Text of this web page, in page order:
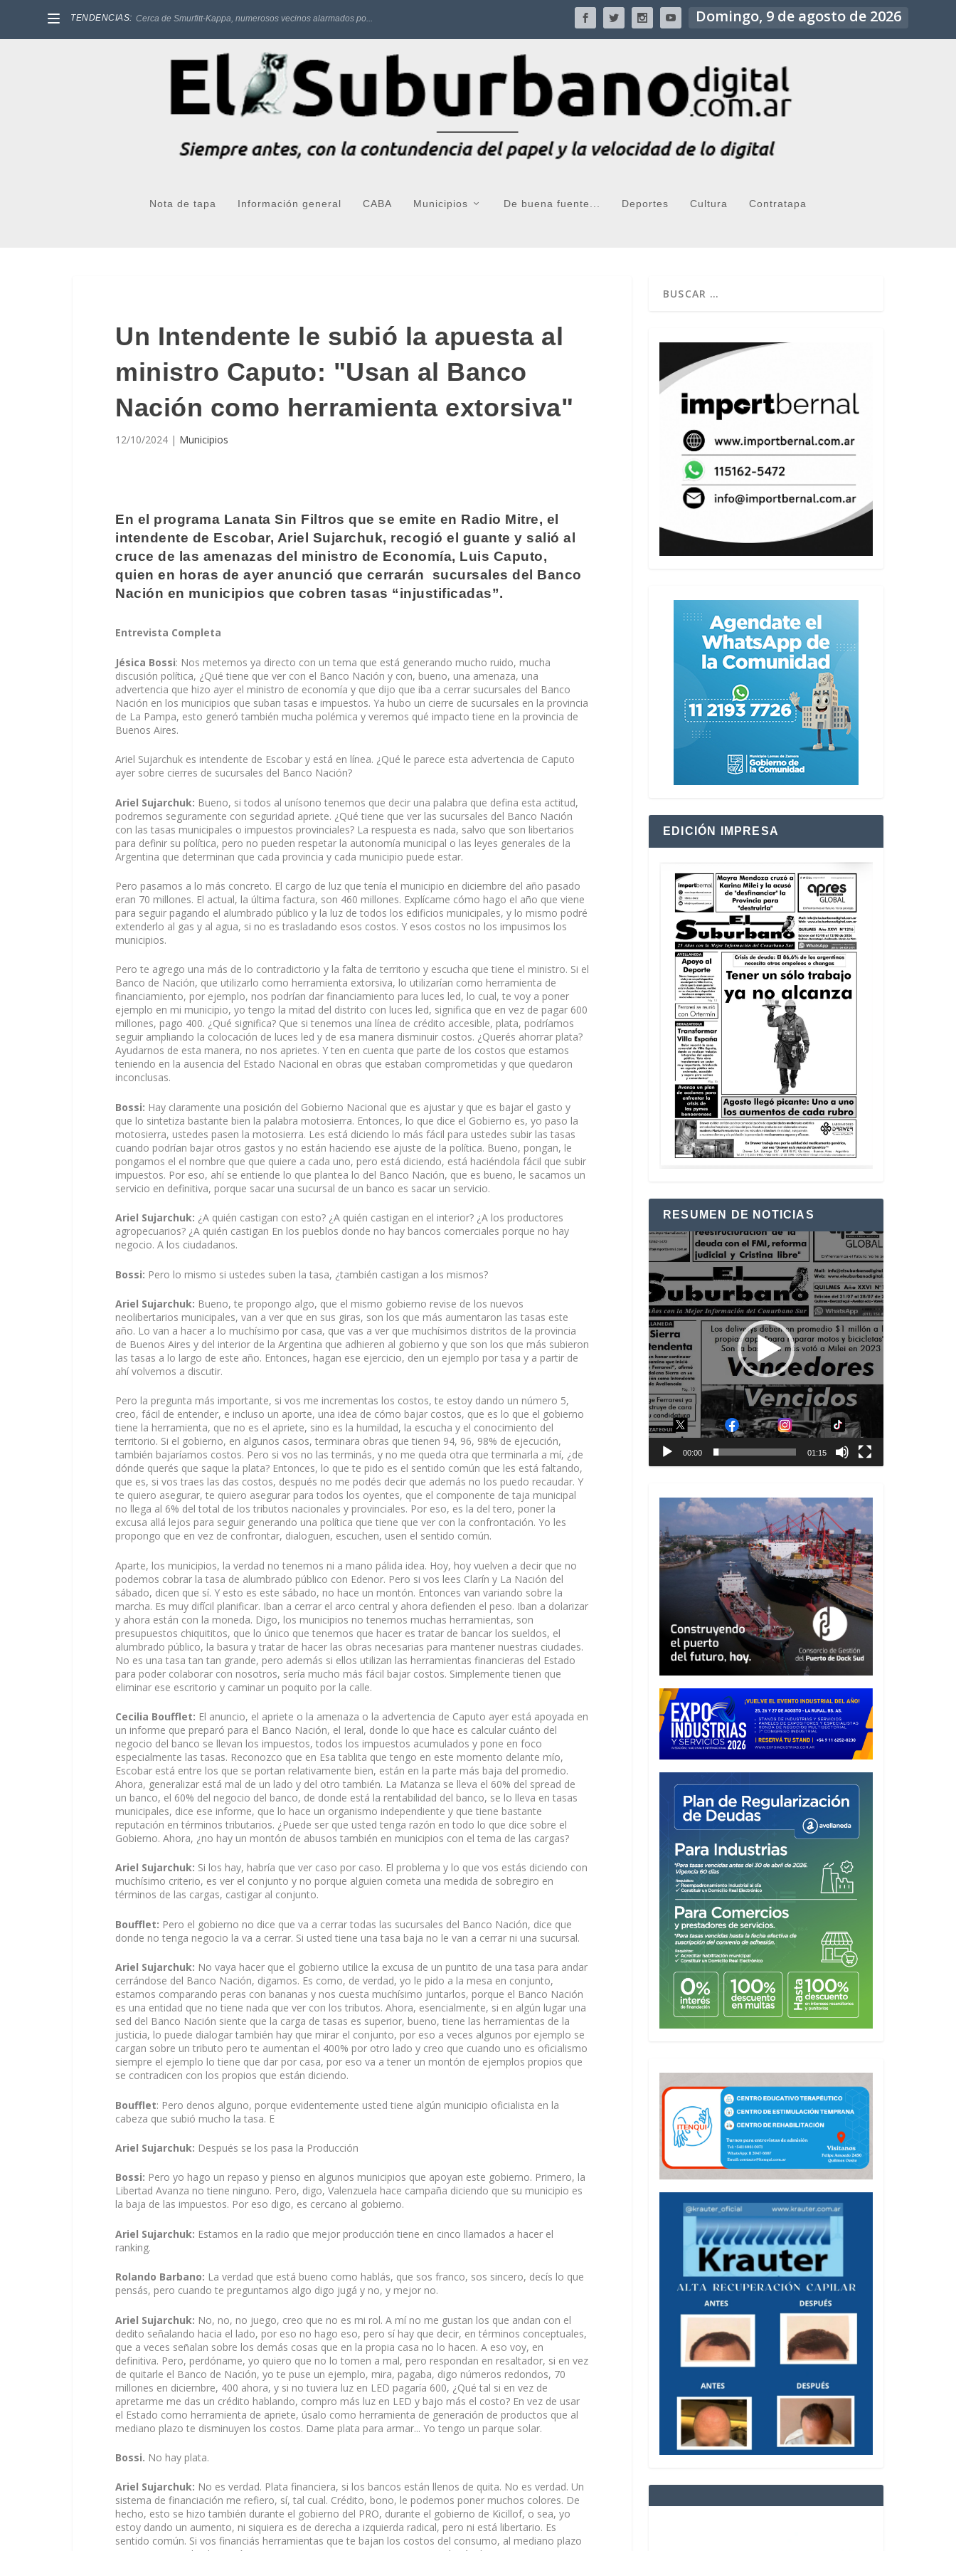
TENDENCIAS: Cerca de Smurfitt-Kappa, numerosos vecinos alarmados po... Domingo, 9 de agosto de 2026
Nota de tapa Información general CABA Municipios De buena fuente... Deportes Cultura Contratapa
Un Intendente le subió la apuesta al
ministro Caputo: "Usan al Banco
Nación como herramienta extorsiva"
12/10/2024 | Municipios
En el programa Lanata Sin Filtros que se emite en Radio Mitre, el
intendente de Escobar, Ariel Sujarchuk, recogió el guante y salió al
cruce de las amenazas del ministro de Economía, Luis Caputo,
quien en horas de ayer anunció que cerrarán sucursales del Banco
Nación en municipios que cobren tasas “injustificadas”.
Entrevista Completa
Jésica Bossi: Nos metemos ya directo con un tema que está generando mucho ruido, mucha
discusión política, ¿Qué tiene que ver con el Banco Nación y con, bueno, una amenaza, una
advertencia que hizo ayer el ministro de economía y que dijo que iba a cerrar sucursales del Banco
Nación en los municipios que suban tasas e impuestos. Ya hubo un cierre de sucursales en la provincia
de La Pampa, esto generó también mucha polémica y veremos qué impacto tiene en la provincia de
Buenos Aires.
Ariel Sujarchuk es intendente de Escobar y está en línea. ¿Qué le parece esta advertencia de Caputo
ayer sobre cierres de sucursales del Banco Nación?
Ariel Sujarchuk: Bueno, si todos al unísono tenemos que decir una palabra que defina esta actitud,
podremos seguramente con seguridad apriete. ¿Qué tiene que ver las sucursales del Banco Nación
con las tasas municipales o impuestos provinciales? La respuesta es nada, salvo que son libertarios
para definir su política, pero no pueden respetar la autonomía municipal o las leyes generales de la
Argentina que determinan que cada provincia y cada municipio puede estar.
Pero pasamos a lo más concreto. El cargo de luz que tenía el municipio en diciembre del año pasado
eran 70 millones. El actual, la última factura, son 460 millones. Explícame cómo hago el año que viene
para seguir pagando el alumbrado público y la luz de todos los edificios municipales, y lo mismo podré
extenderlo al gas y al agua, si no es trasladando esos costos. Y esos costos no los impusimos los
municipios.
Pero te agrego una más de lo contradictorio y la falta de territorio y escucha que tiene el ministro. Si el
Banco de Nación, que utilizarlo como herramienta extorsiva, lo utilizarían como herramienta de
financiamiento, por ejemplo, nos podrían dar financiamiento para luces led, lo cual, te voy a poner
ejemplo en mi municipio, yo tengo la mitad del distrito con luces led, significa que en vez de pagar 600
millones, pago 400. ¿Qué significa? Que si tenemos una línea de crédito accesible, plata, podríamos
seguir ampliando la colocación de luces led y de esa manera disminuir costos. ¿Querés ahorrar plata?
Ayudarnos de esta manera, no nos aprietes. Y ten en cuenta que parte de los costos que estamos
teniendo en la ausencia del Estado Nacional en obras que estaban comprometidas y que quedaron
inconclusas.
Bossi: Hay claramente una posición del Gobierno Nacional que es ajustar y que es bajar el gasto y
que lo sintetiza bastante bien la palabra motosierra. Entonces, lo que dice el Gobierno es, yo paso la
motosierra, ustedes pasen la motosierra. Les está diciendo lo más fácil para ustedes subir las tasas
cuando podrían bajar otros gastos y no están haciendo ese ajuste de la política. Bueno, pongan, le
pongamos el el nombre que que quiere a cada uno, pero está diciendo, está haciéndola fácil que subir
impuestos. Por eso, ahí se entiende lo que plantea lo del Banco Nación, que es bueno, le sacamos un
servicio en definitiva, porque sacar una sucursal de un banco es sacar un servicio.
Ariel Sujarchuk: ¿A quién castigan con esto? ¿A quién castigan en el interior? ¿A los productores
agropecuarios? ¿A quién castigan En los pueblos donde no hay bancos comerciales porque no hay
negocio. A los ciudadanos.
Bossi: Pero lo mismo si ustedes suben la tasa, ¿también castigan a los mismos?
Ariel Sujarchuk: Bueno, te propongo algo, que el mismo gobierno revise de los nuevos
neolibertarios municipales, van a ver que en sus giras, son los que más aumentaron las tasas este
año. Lo van a hacer a lo muchísimo por casa, que vas a ver que muchísimos distritos de la provincia
de Buenos Aires y del interior de la Argentina que adhieren al gobierno y que son los que más subieron
las tasas a lo largo de este año. Entonces, hagan ese ejercicio, den un ejemplo por tasa y a partir de
ahí volvemos a discutir.
Pero la pregunta más importante, si vos me incrementas los costos, te estoy dando un número 5,
creo, fácil de entender, e incluso un aporte, una idea de cómo bajar costos, que es lo que el gobierno
tiene la herramienta, que no es el apriete, sino es la humildad, la escucha y el conocimiento del
territorio. Si el gobierno, en algunos casos, terminara obras que tienen 94, 96, 98% de ejecución,
también bajaríamos costos. Pero si vos no las terminás, y no me queda otra que terminarla a mí, ¿de
dónde querés que saque la plata? Entonces, lo que te pido es el sentido común que les está faltando,
que es, si vos traes las das costos, después no me podés decir que además no los puedo recaudar. Y
te quiero asegurar, te quiero asegurar para todos los oyentes, que el componente de taja municipal
no llega al 6% del total de los tributos nacionales y provinciales. Por eso, es la del tero, poner la
excusa allá lejos para seguir generando una política que tiene que ver con la confrontación. Yo les
propongo que en vez de confrontar, dialoguen, escuchen, usen el sentido común.
Aparte, los municipios, la verdad no tenemos ni a mano pálida idea. Hoy, hoy vuelven a decir que no
podemos cobrar la tasa de alumbrado público con Edenor. Pero si vos lees Clarín y La Nación del
sábado, dicen que sí. Y esto es este sábado, no hace un montón. Entonces van variando sobre la
marcha. Es muy difícil planificar. Iban a cerrar el arco central y ahora defienden el peso. Iban a dolarizar
y ahora están con la moneda. Digo, los municipios no tenemos muchas herramientas, son
presupuestos chiquititos, que lo único que tenemos que hacer es tratar de bancar los sueldos, el
alumbrado público, la basura y tratar de hacer las obras necesarias para mantener nuestras ciudades.
No es una tasa tan tan grande, pero además si ellos utilizan las herramientas financieras del Estado
para poder colaborar con nosotros, sería mucho más fácil bajar costos. Simplemente tienen que
eliminar ese escritorio y caminar un poquito por la calle.
Cecilia Boufflet: El anuncio, el apriete o la amenaza o la advertencia de Caputo ayer está apoyada en
un informe que preparó para el Banco Nación, el Ieral, donde lo que hace es calcular cuánto del
negocio del banco se llevan los impuestos, todos los impuestos acumulados y pone en foco
especialmente las tasas. Reconozco que en Esa tablita que tengo en este momento delante mío,
Escobar está entre los que se portan relativamente bien, están en la parte más baja del promedio.
Ahora, generalizar está mal de un lado y del otro también. La Matanza se lleva el 60% del spread de
un banco, el 60% del negocio del banco, de donde está la rentabilidad del banco, se lo lleva en tasas
municipales, dice ese informe, que lo hace un organismo independiente y que tiene bastante
reputación en términos tributarios. ¿Puede ser que usted tenga razón en todo lo que dice sobre el
Gobierno. Ahora, ¿no hay un montón de abusos también en municipios con el tema de las cargas?
Ariel Sujarchuk: Si los hay, habría que ver caso por caso. El problema y lo que vos estás diciendo con
muchísimo criterio, es ver el conjunto y no porque alguien cometa una medida de sobregiro en
términos de las cargas, castigar al conjunto.
Boufflet: Pero el gobierno no dice que va a cerrar todas las sucursales del Banco Nación, dice que
donde no tenga negocio la va a cerrar. Si usted tiene una tasa baja no le van a cerrar ni una sucursal.
Ariel Sujarchuk: No vaya hacer que el gobierno utilice la excusa de un puntito de una tasa para andar
cerrándose del Banco Nación, digamos. Es como, de verdad, yo le pido a la mesa en conjunto,
estamos comparando peras con bananas y nos cuesta muchísimo juntarlos, porque el Banco Nación
es una entidad que no tiene nada que ver con los tributos. Ahora, esencialmente, si en algún lugar una
sed del Banco Nación siente que la carga de tasas es superior, bueno, tiene las herramientas de la
justicia, lo puede dialogar también hay que mirar el conjunto, por eso a veces algunos por ejemplo se
cargan sobre un tributo pero te aumentan el 400% por otro lado y creo que cuando uno es oficialismo
siempre el ejemplo lo tiene que dar por casa, por eso va a tener un montón de ejemplos propios que
se contradicen con los propios que están diciendo.
Boufflet: Pero denos alguno, porque evidentemente usted tiene algún municipio oficialista en la
cabeza que subió mucho la tasa. E
Ariel Sujarchuk: Después se los pasa la Producción
Bossi: Pero yo hago un repaso y pienso en algunos municipios que apoyan este gobierno. Primero, la
Libertad Avanza no tiene ninguno. Pero, digo, Valenzuela hace campaña diciendo que su municipio es
la baja de las impuestos. Por eso digo, es cercano al gobierno.
Ariel Sujarchuk: Estamos en la radio que mejor producción tiene en cinco llamados a hacer el
ranking.
Rolando Barbano: La verdad que está bueno como hablás, que sos franco, sos sincero, decís lo que
pensás, pero cuando te preguntamos algo digo jugá y no, y mejor no.
Ariel Sujarchuk: No, no, no juego, creo que no es mi rol. A mí no me gustan los que andan con el
dedito señalando hacia el lado, por eso no hago eso, pero sí hay que decir, en términos conceptuales,
que a veces señalan sobre los demás cosas que en la propia casa no lo hacen. A eso voy, en
definitiva. Pero, perdóname, yo quiero que no lo tomen a mal, pero respondan en resaltador, si en vez
de quitarle el Banco de Nación, yo te puse un ejemplo, mira, pagaba, digo números redondos, 70
millones en diciembre, 400 ahora, y si no tuviera luz en LED pagaría 600, ¿Qué tal si en vez de
apretarme me das un crédito hablando, compro más luz en LED y bajo más el costo? En vez de usar
el Estado como herramienta de apriete, úsalo como herramienta de generación de productos que al
mediano plazo te disminuyen los costos. Dame plata para armar... Yo tengo un parque solar.
Bossi. No hay plata.
Ariel Sujarchuk: No es verdad. Plata financiera, si los bancos están llenos de quita. No es verdad. Un
sistema de financiación me refiero, sí, tal cual. Crédito, bono, le podemos poner muchos colores. De
hecho, esto se hizo también durante el gobierno del PRO, durante el gobierno de Kicillof, o sea, yo
estoy dando un aumento, ni siquiera es de derecha a izquierda radical, pero ni está libertario. Es
sentido común. Si vos financiás herramientas que te bajan los costos del consumo, al mediano plazo
EDICIÓN IMPRESA
RESUMEN DE NOTICIAS
Reproductor
de
vídeo
00:00 01:15